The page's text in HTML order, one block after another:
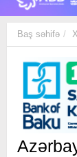
Baş səhifə